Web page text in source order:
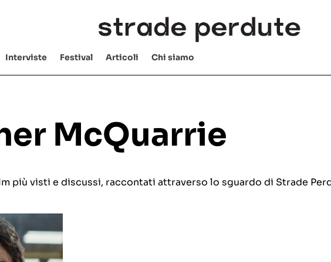
Interviste Festival Articoli Chi siamo
McQuarrie
più visti e discussi, raccontati attraverso lo sguardo di Strade